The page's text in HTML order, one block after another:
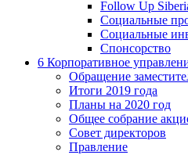
Follow Up
Социальные
Социальные
Спонсорство
6 Корпоративное
Обращение
Итоги 2019 года
Планы на 2020 год
Общее собрание
Совет директоров
Правление